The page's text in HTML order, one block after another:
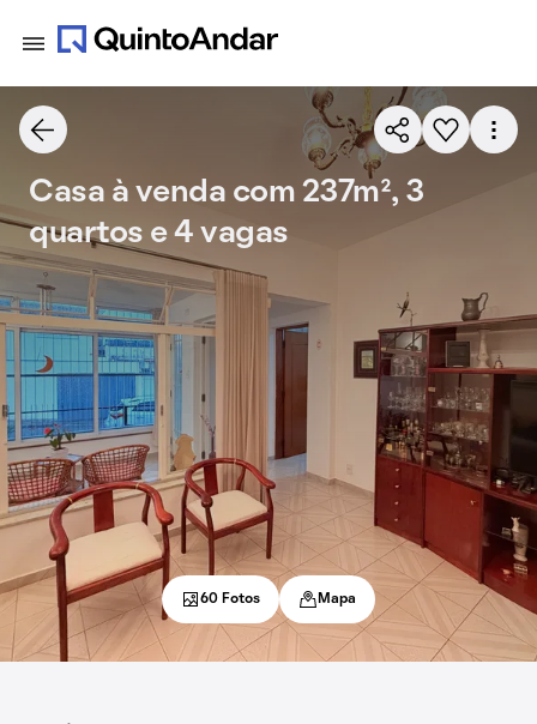
Casa à venda com 237m², 3
quartos e 4 vagas
60 Fotos Mapa